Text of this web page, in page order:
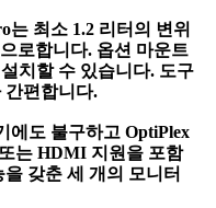
는 최소 1.2 리터의 변위
로합니다. 옵션 마운트
치할 수 있습니다. 도구
간편합니다.
에도 불구하고 OptiPlex
는 HDMI 지원을 포함
갖춘 세 개의 모니터